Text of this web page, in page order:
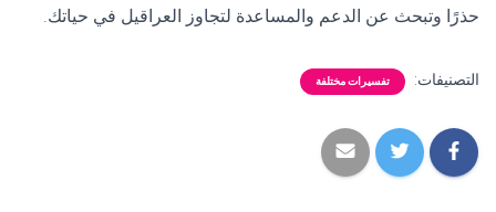
حذرًا وتبحث عن الدعم والمساعدة لتجاوز العراقيل في حياتك.
التصنيفات: تفسيرات مختلفة